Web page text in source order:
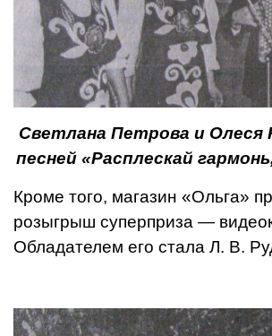
Светлана Петрова и Олеся
песней «Расплескай
Кроме того, магазин «Оль­га»
розыгрыш супер­приза —
Обладателем его стала Л. В.